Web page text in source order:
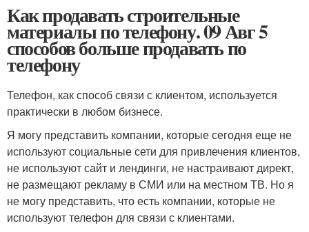
Как продавать строительные
материалы по телефону. 09 Авг 5
способов больше продавать по
телефону
Телефон, как способ связи с клиентом, используется
практически в любом бизнесе.
Я могу представить компании, которые сегодня еще не
используют социальные сети для привлечения клиентов,
не используют сайт и лендинги, не настраивают директ,
не размещают рекламу в СМИ или на местном ТВ. Но я
не могу представить, что есть компании, которые не
используют телефон для связи с клиентами.